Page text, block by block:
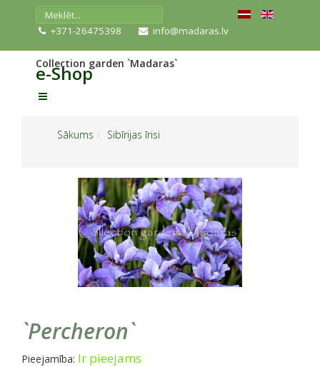
+371-26475398 info@madaras.lv
e-Shop
Collection garden `Madaras`
Sākums Sibīrijas īrisi
`Percheron`
Pieejamība: Ir pieejams